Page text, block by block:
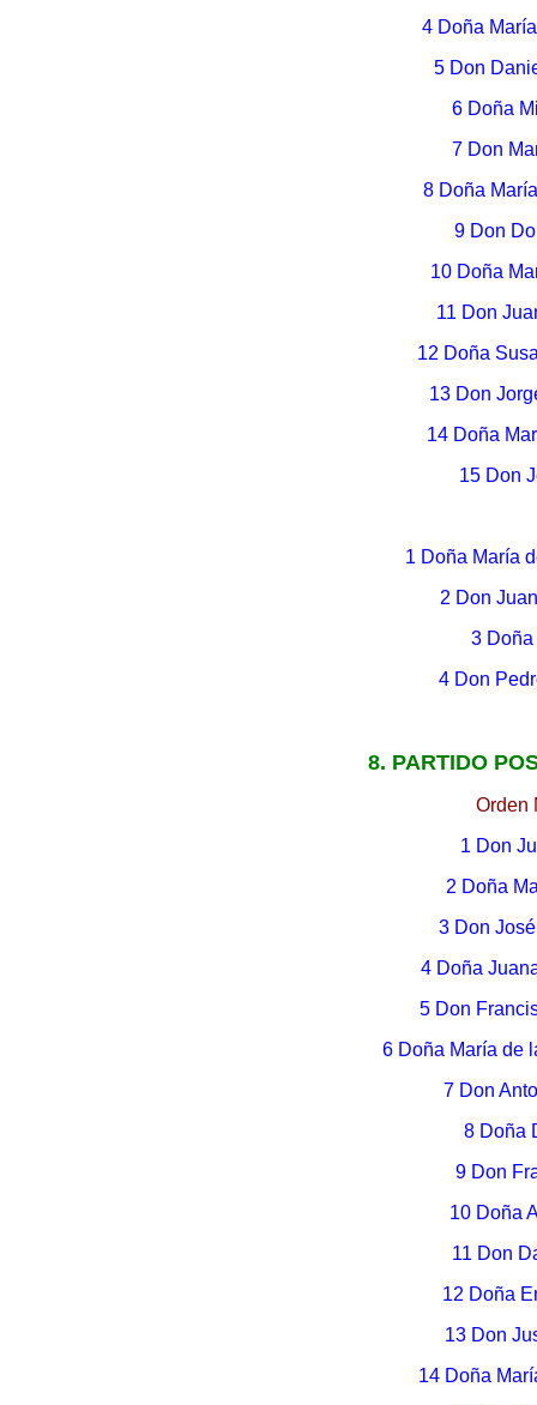
4 Doña
5 Don
6 Doña
7 Don
8 Doña
9 Don
10 Doña
11 Don
12 Doña
13 Don
14 Doña
15 Don
1 Doña María
2 Don
3
4 Don
8. PARTIDO
Orden
1 Don
2 Doña
3 Don
4 Doña
5 Don
6 Doña María de
7 Don
8 Doña
9 Don
10 Doña
11 Don
12 Doña
13 Don
14 Doña